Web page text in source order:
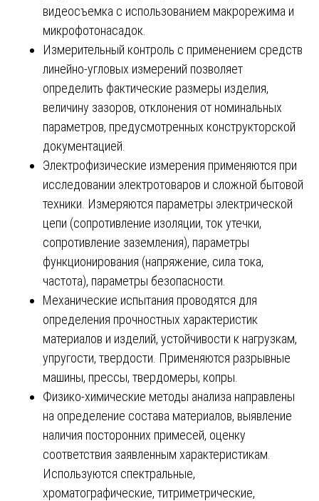
видеосъемка с использованием макрорежима и
микрофотонасадок.
Измерительный контроль с применением средств
линейно-угловых измерений позволяет
определить фактические размеры изделия,
величину зазоров, отклонения от номинальных
параметров, предусмотренных конструкторской
документацией.
Электрофизические измерения применяются при
исследовании электротоваров и сложной бытовой
техники. Измеряются параметры электрической
цепи (сопротивление изоляции, ток утечки,
сопротивление заземления), параметры
функционирования (напряжение, сила тока,
частота), параметры безопасности.
Механические испытания проводятся для
определения прочностных характеристик
материалов и изделий, устойчивости к нагрузкам,
упругости, твердости. Применяются разрывные
машины, прессы, твердомеры, копры.
Физико-химические методы анализа направлены
на определение состава материалов, выявление
наличия посторонних примесей, оценку
соответствия заявленным характеристикам.
Используются спектральные,
хроматографические, титриметрические,